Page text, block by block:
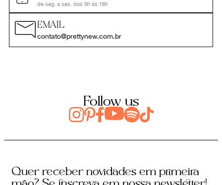
de seg. a sex. das 9h às 18h
EMAIL
contato@prettynew.com.br
Follow us
Quer receber novidades em primeira